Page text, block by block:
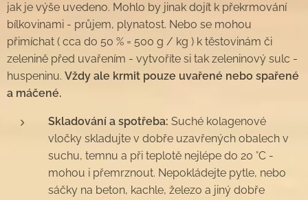
jak je výše uvedeno. Mohlo by jinak dojít k překrmování
bílkovinami - průjem, plynatost. Nebo se mohou
přimíchat ( cca do 50 % = 500 g / kg ) k těstovinám či
zelenině před uvařením - vytvoříte si tak zeleninový sulc -
huspeninu. Vždy ale krmit pouze uvařené nebo spařené
a máčené.
Skladování a spotřeba: Suché kolagenové
vločky skladujte v dobře uzavřených obalech v
suchu, temnu a při teplotě nejlépe do 20 °C -
mohou i přemrznout. Nepokládejte pytle, nebo
sáčky na beton, kachle, železo a jiný dobře